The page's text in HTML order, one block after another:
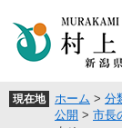
頭
飛現在地 ホーム > 分
公開 > 市長